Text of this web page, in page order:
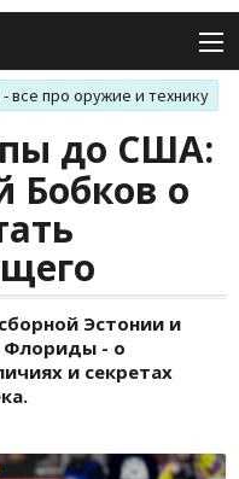
все про оружие и технику
до США:
Бобков о
Эстонии и
Флориды - о
и секретах